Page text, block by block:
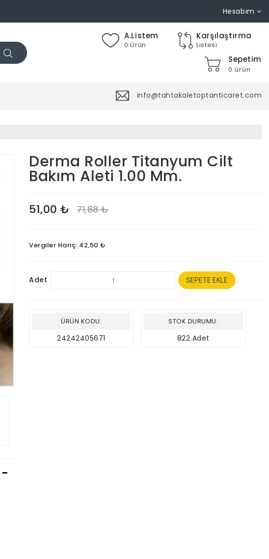
Hesabım
A.Listem
0 Ürün
Karşılaştırma
Listesi
Sepetim
0 ürün
info@tahtakaletoptanticaret.com
Derma Roller Titanyum Cilt
Bakım Aleti 1.00 Mm.
51,00 ₺ 71,88 ₺
Vergiler Hariç: 42,50 ₺
Adet SEPETE EKLE
ÜRÜN KODU:
24242405671
STOK DURUMU:
822 Adet